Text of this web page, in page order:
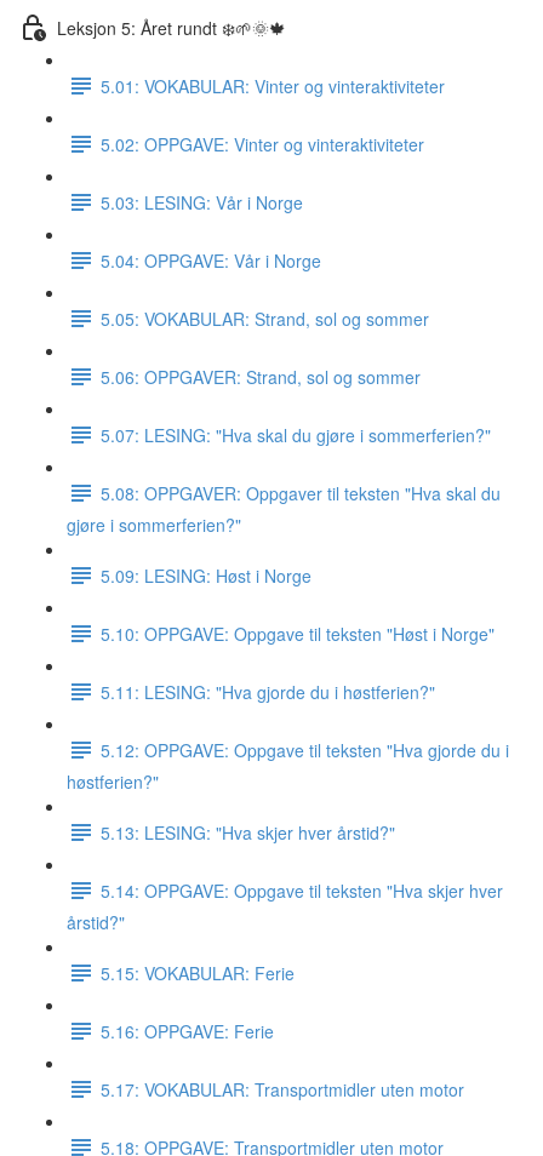
Leksjon 5: Året rundt ❄️🌱🌞🍁
5.01: VOKABULAR: Vinter og vinteraktiviteter
5.02: OPPGAVE: Vinter og vinteraktiviteter
5.03: LESING: Vår i Norge
5.04: OPPGAVE: Vår i Norge
5.05: VOKABULAR: Strand, sol og sommer
5.06: OPPGAVER: Strand, sol og sommer
5.07: LESING: "Hva skal du gjøre i sommerferien?"
5.08: OPPGAVER: Oppgaver til teksten "Hva skal du
gjøre i sommerferien?"
5.09: LESING: Høst i Norge
5.10: OPPGAVE: Oppgave til teksten "Høst i Norge"
5.11: LESING: "Hva gjorde du i høstferien?"
5.12: OPPGAVE: Oppgave til teksten "Hva gjorde du i
høstferien?"
5.13: LESING: "Hva skjer hver årstid?"
5.14: OPPGAVE: Oppgave til teksten "Hva skjer hver
årstid?"
5.15: VOKABULAR: Ferie
5.16: OPPGAVE: Ferie
5.17: VOKABULAR: Transportmidler uten motor
5.18: OPPGAVE: Transportmidler uten motor